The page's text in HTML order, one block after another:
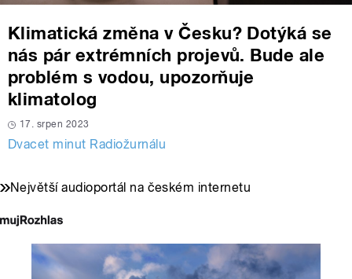
Klimatická změna v Česku? Dotýká se
nás pár extrémních projevů. Bude ale
problém s vodou, upozorňuje
klimatolog
17. srpen 2023
Dvacet minut Radiožurnálu
Největší audioportál na českém internetu